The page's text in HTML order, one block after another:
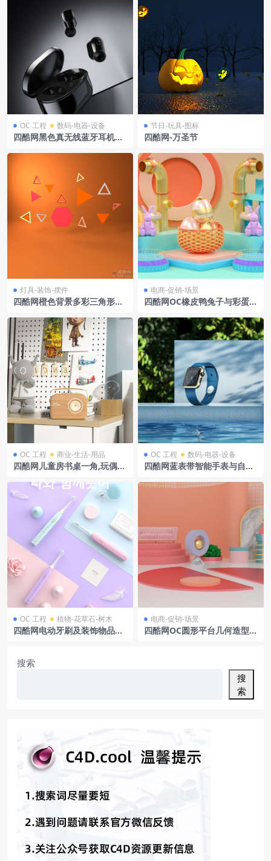
OC 工程 数码-电器-设备
四酷网黑色真无线蓝牙耳机及
节日-玩具-图标
四酷网-万圣节
灯具-装饰-摆件
四酷网橙色背景多彩三角形粉
电商-促销-场景
四酷网OC橡皮鸭兔子与彩蛋电
OC 工程 商业-生活-用品
四酷网儿童房书桌一角,玩偶、
OC 工程 数码-电器-设备
四酷网蓝表带智能手表与自然
OC 工程 植物-花草石-树木
四酷网电动牙刷及装饰物品组
电商-促销-场景
四酷网OC圆形平台几何造型发
搜索
搜
索